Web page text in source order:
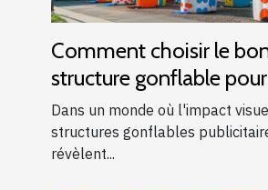
Comment choisir le
structure gonflable
publicité
Dans un monde où l'impact
structures gonflables
révèlent...